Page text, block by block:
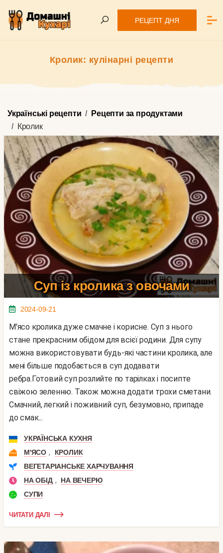
РЕЦЕПТ ДНЯ
Кролик: кулінарні рецепти
Українські рецепти
Рецепти за продуктами
Кролик
Суп із кролика з овочами
2024-09-21
М'ясо кролика дуже смачне і корисне. Суп з нього
стане прекрасним обідом для всієї родини. Для супу
можна використовувати будь-які частини кролика, але
мені більше подобається в суп додавати
ребра.Готовий суп розлийте по тарілках і посипте
свіжою зеленню. Також можна додати трохи сметани.
Смачний, легкий і поживний суп, безумовно, припаде
до смак...
УКРАЇНСЬКА КУХНЯ
М'ЯСО ,
КРОЛИК
ВЕГЕТАРІАНСЬКЕ ХАРЧУВАННЯ
НА ОБІД ,
НА ВЕЧЕРЮ
СУПИ
ЧИТАТИ ДАЛІ